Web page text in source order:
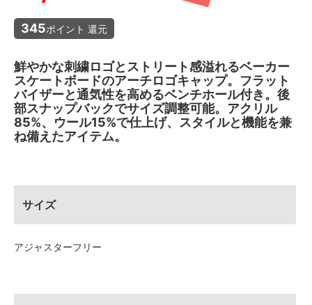
345ポイント 還元
鮮やかな刺繍ロゴとストリート感溢れるベーカー
スケートボードのアーチロゴキャップ。フラット
バイザーと通気性を高めるベンチホール付き。後
部スナップバックでサイズ調整可能。アクリル
85%、ウール15%で仕上げ、スタイルと機能を兼
ね備えたアイテム。
サイズ
アジャスターフリー